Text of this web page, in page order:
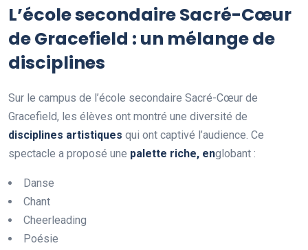
L’école secondaire Sacré-Cœur
de Gracefield : un mélange de
disciplines
Sur le campus de l’école secondaire Sacré-Cœur de
Gracefield, les élèves ont montré une diversité de
discip ines artistiques qui ont captivé l’audience. Ce
spectacle a proposé une pa ette riche, englobant :
Danse
Chant
Cheerleading
Poésie